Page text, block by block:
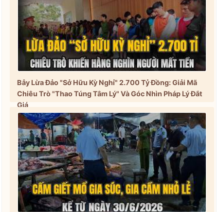
Bẫy Lừa Đảo "Sở Hữu Kỳ Nghỉ" 2.700 Tỷ Đồng: Giải Mã
Chiêu Trò "Thao Túng Tâm Lý" Và Góc Nhìn Pháp Lý Đắt
Giá